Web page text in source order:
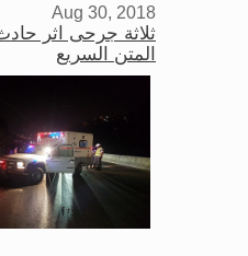
Aug 30, 2018
ثلاثة جرحى اثر
المتن السريع